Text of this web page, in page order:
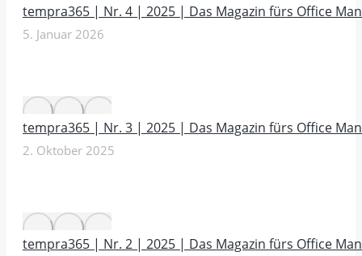
tempra365 | Nr. 4 | 2025 | Das Magazin fürs Office
5. Januar 2026
tempra365 | Nr. 3 | 2025 | Das Magazin fürs Office
2. Oktober 2025
tempra365 | Nr. 2 | 2025 | Das Magazin fürs Office